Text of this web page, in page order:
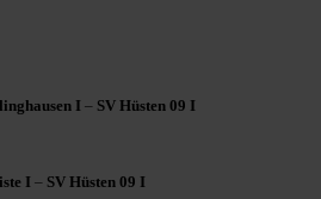
I – SV Hüsten 09 I
I – SV Hüsten 09 I